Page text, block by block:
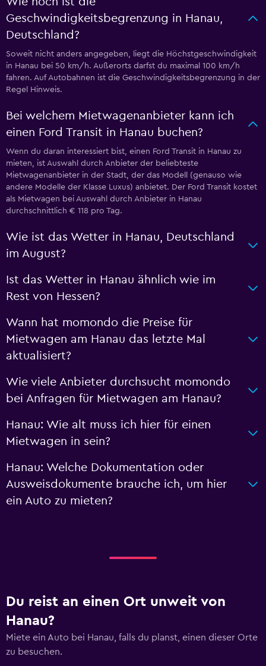
Geschwindigkeitsbegrenzung in Hanau,
Deutschland?
Soweit nicht anders angegeben, liegt die Höchstgeschwindigkeit
in Hanau bei 50 km/h. Außerorts darfst du maximal 100 km/h
fahren. Auf Autobahnen ist die Geschwindigkeitsbegrenzung in der
Regel Hinweis.
Bei welchem Mietwagenanbieter kann ich
einen Ford Transit in Hanau buchen?
Wenn du daran interessiert bist, einen Ford Transit in Hanau zu
mieten, ist Auswahl durch Anbieter der beliebteste
Mietwagenanbieter in der Stadt, der das Modell (genauso wie
andere Modelle der Klasse Luxus) anbietet. Der Ford Transit kostet
als Mietwagen bei Auswahl durch Anbieter in Hanau
durchschnittlich € 118 pro Tag.
Wie ist das Wetter in Hanau, Deutschland
im August?
Ist das Wetter in Hanau ähnlich wie im
Rest von Hessen?
Wann hat momondo die Preise für
Mietwagen am Hanau das letzte Mal
aktualisiert?
Wie viele Anbieter durchsucht momondo
bei Anfragen für Mietwagen am Hanau?
Hanau: Wie alt muss ich hier für einen
Mietwagen in sein?
Hanau: Welche Dokumentation oder
Ausweisdokumente brauche ich, um hier
ein Auto zu mieten?
Du reist an einen Ort unweit von
Hanau?
Miete ein Auto bei Hanau, falls du planst, einen dieser Orte
zu besuchen.